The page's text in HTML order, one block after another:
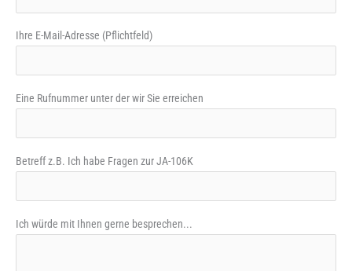
Ihre E-Mail-Adresse (Pflichtfeld)
Eine Rufnummer unter der wir Sie erreichen
Betreff z.B. Ich habe Fragen zur JA-106K
Ich würde mit Ihnen gerne besprechen...